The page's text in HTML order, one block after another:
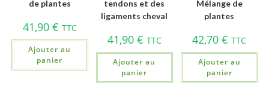
de plantes
41,90 € TTC
Ajouter au
panier
tendons et des
ligaments cheval
41,90 € TTC
Ajouter au
panier
Mélange de
plantes
42,70€ TTC
Ajouter au
panier